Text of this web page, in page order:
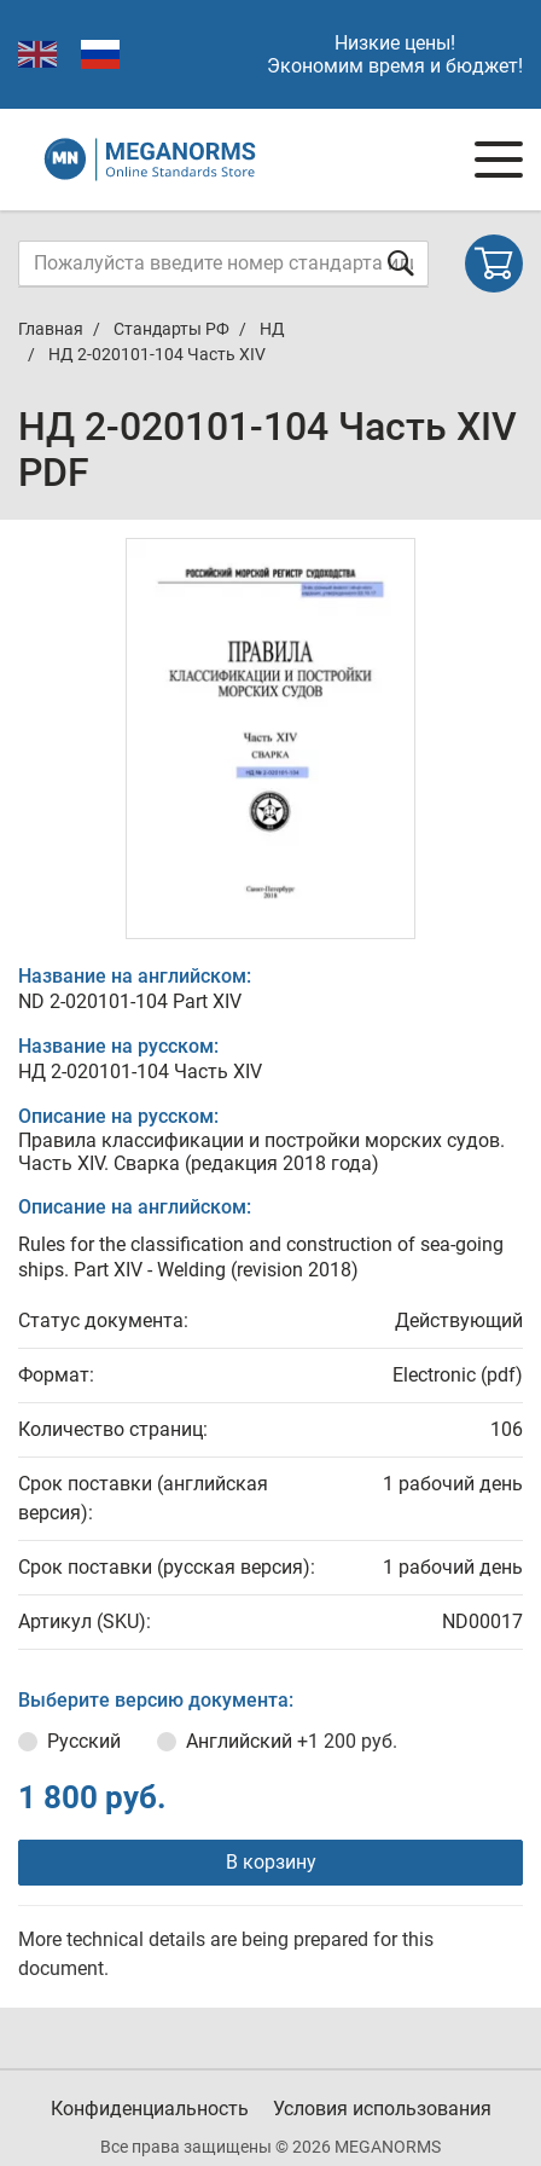
Низкие цены!
Экономим время и бюджет!
Главная Стандарты РФ
НД
НД 2-020101-104 Часть XIV
НД 2-020101-104 Часть XIV
PDF
Название на английском:
ND 2-020101-104 Part XIV
Название на русском:
НД 2-020101-104 Часть XIV
Описание на русском:
Правила классификации и постройки морских судов.
Часть XIV. Сварка (редакция 2018 года)
Описание на английском:
Rules for the classification and construction of sea-going
ships. Part XIV - Welding (revision 2018)
Статус документа: Действующий
Формат: Electronic (pdf)
Количество страниц: 106
Срок поставки (английская
версия):
1 рабочий день
Срок поставки (русская версия): 1 рабочий день
Артикул (SKU): ND00017
Выберите версию документа:
Русский
Английский +1 200 руб.
1 800 руб.
В корзину
More technical details are being prepared for this
document.
Конфиденциальность Условия использования
Все права защищены © 2026 MEGANORMS